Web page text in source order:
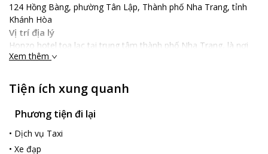
124 Hồng Bàng, phường Tân Lập, Thành phố Nha Trang, tỉnh
Khánh Hòa
Vị trí địa lý
Honzo hotel tọa lạc tại trung tâm thành phố Nha Trang, là nơi
giao thoa giữa các địa điểm nổi tiếng như chợ xóm mới chỉ cách
trường 2 Tháng 4 600 m, cách Nhà thờ Chánh tòa Kitô chỉ 900
m hay cách biển chỉ 600 m. Từ khách sạn đến sân bay quốc tế
Cam Ranh chỉ 26 km với 45 phút di chuyển nhanh chóng.
Nổi bật
Honzo hotel mang phong cách Á Đông sang trọng, hiện đại,
khuôn viên và phòng nghỉ rộng rãi, thoáng mát, tràn ngập ánh
Xem thêm
Tiện ích xung quanh
Phương tiện đi lại
• Dịch vụ Taxi
• Xe đạp